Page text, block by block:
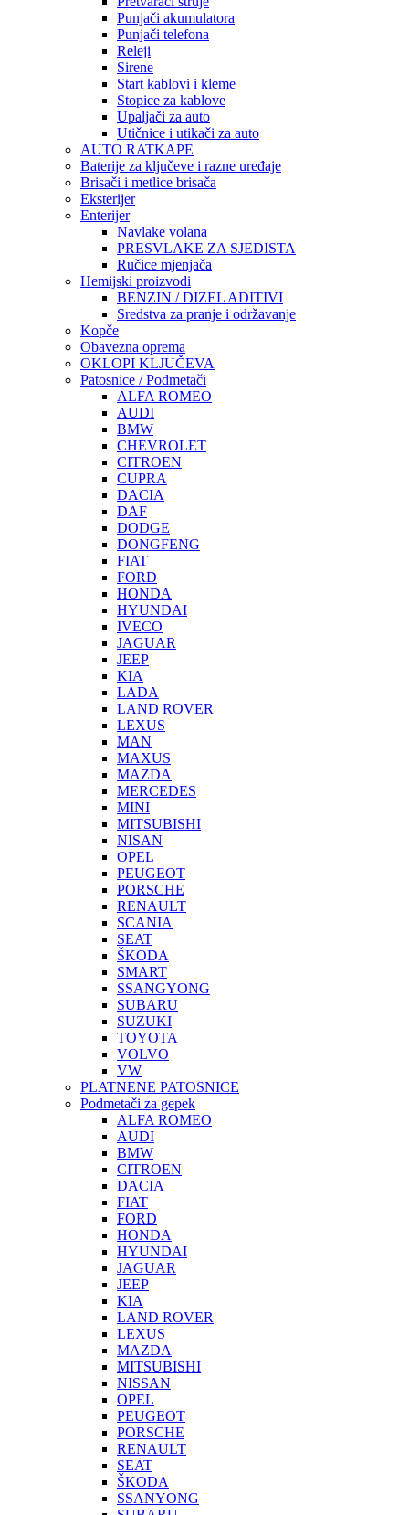
Punjači akumulatora
Punjači telefona
Releji
Sirene
Start kablovi i kleme
Stopice za kablove
Upaljači za auto
Utičnice i utikači za auto
AUTO RATKAPE
Baterije za ključeve i razne uređaje
Brisači i metlice brisača
Eksterijer
Enterijer
Navlake volana
PRESVLAKE ZA SJEDISTA
Ručice mjenjača
Hemijski proizvodi
BENZIN / DIZEL ADITIVI
Sredstva za pranje i održavanje
Kopče
Obavezna oprema
OKLOPI KLJUČEVA
Patosnice / Podmetači
ALFA ROMEO
AUDI
BMW
CHEVROLET
CITROEN
CUPRA
DACIA
DAF
DODGE
DONGFENG
FIAT
FORD
HONDA
HYUNDAI
IVECO
JAGUAR
JEEP
KIA
LADA
LAND ROVER
LEXUS
MAN
MAXUS
MAZDA
MERCEDES
MINI
MITSUBISHI
NISAN
OPEL
PEUGEOT
PORSCHE
RENAULT
SCANIA
SEAT
ŠKODA
SMART
SSANGYONG
SUBARU
SUZUKI
TOYOTA
VOLVO
VW
PLATNENE PATOSNICE
Podmetači za gepek
ALFA ROMEO
AUDI
BMW
CITROEN
DACIA
FIAT
FORD
HONDA
HYUNDAI
JAGUAR
JEEP
KIA
LAND ROVER
LEXUS
MAZDA
MITSUBISHI
NISSAN
OPEL
PEUGEOT
PORSCHE
RENAULT
SEAT
ŠKODA
SSANYONG